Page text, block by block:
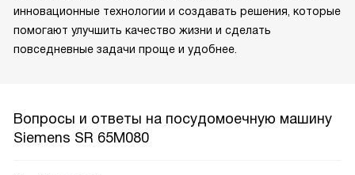
инновационные технологии и создавать решения, которые
помогают улучшить качество жизни и сделать
повседневные задачи проще и удобнее.
Вопросы и ответы на посудомоечную машину
Siemens SR 65M080